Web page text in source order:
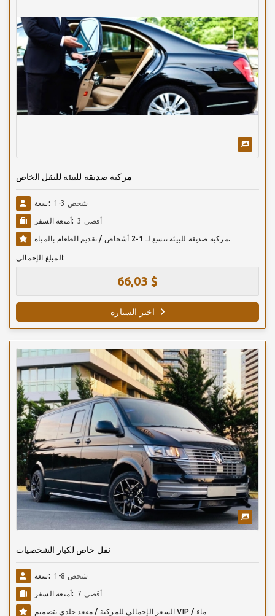
مركبة صديقة للبيئة للنقل الخاص
سعة: 1-3 شخص
أمتعة السفر: أقصى 3
مركبة صديقة للبيئة تتسع لـ 1-2 أشخاص / تقديم الطعام بالمياه.
المبلغ الإجمالي:
66,03 $
اختر السيارة
نقل خاص لكبار الشخصيات
سعة: 1-8 شخص
أمتعة السفر: أقصى 7
السعر الإجمالي للمركبة / مقعد جلدي بتصميم VIP / ماء